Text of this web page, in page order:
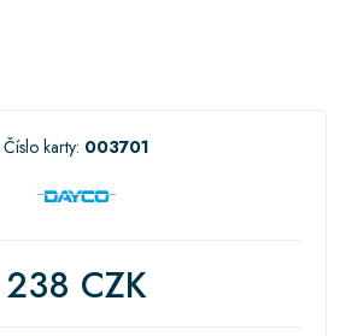
Číslo karty: 003701
238 CZK